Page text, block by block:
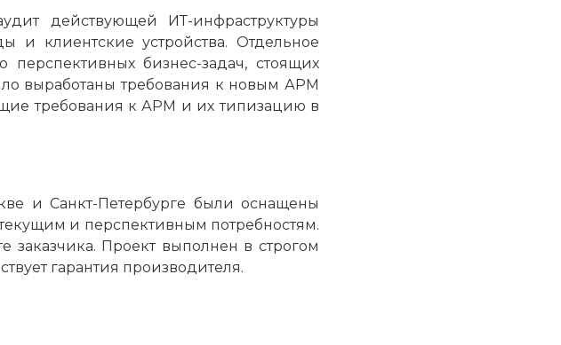
действующей ИТ-инфраструктуры
и клиентские устройства. Отдельное
бизнес-задач, стоящих
выработаны требования к новым АРМ
требования к АРМ и их типизацию в
и Санкт-Петербурге были оснащены
и перспективным потребностям.
заказчика. Проект выполнен в строгом
гарантия производителя.